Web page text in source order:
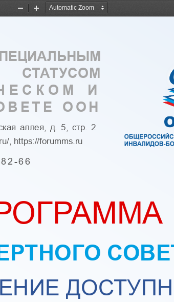
Zoom
Zoom
СТАТУСОМ
И
ООН
аллея, д. 5, стр. 2
ru/, https://  forumms.ru
82-66
ГРАММА
ДОС